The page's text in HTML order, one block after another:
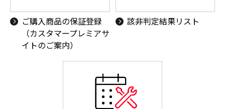
ご購入商品の保証登録
（カスタマープレミアサ
イトのご案内）
該非判定結果リスト